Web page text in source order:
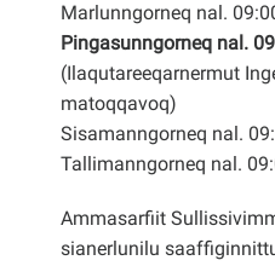
Marlunngorneq nal.
Pingasunngorneq nal.
(Ilaqutareeqarnermut
matoqqavoq)
Sisamanngorneq nal.
Tallimanngorneq nal.
Ammasarfiit
sianerlunilu